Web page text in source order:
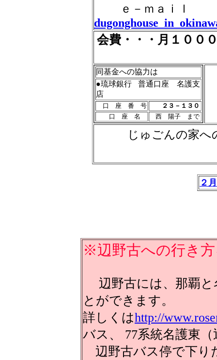
ｅ－ｍａｉｌ
会費・・・月１００
同基金への協力は
●琉球銀行
普通口座 名護支
店
口 座 番 号
２３－１３０
口 座 名
西 陽子 まで
じゅごんの家へ
２
※辺野古への行き
辺野古には、那覇と
とができます。
詳しくはhttp://
バス、 77系統名護東
辺野古バス停で下り